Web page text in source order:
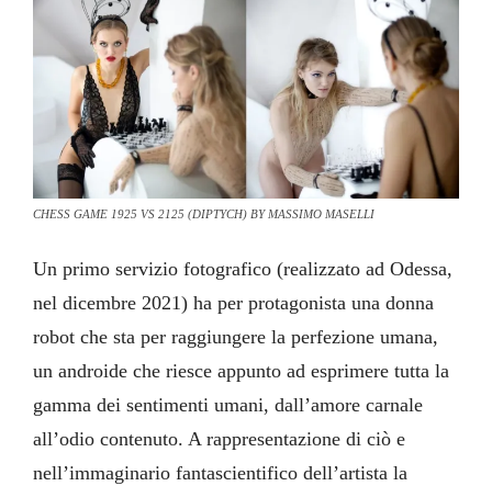
2025 APOCALITTICA BY MASSIMO MASELLI
CHESS GAME 1925 VS 2125 (DIPTYCH) BY MASSIMO MASELLI
Un primo servizio fotografico (realizzato ad Odessa,
nel dicembre 2021) ha per protagonista una donna
robot che sta per raggiungere la perfezione umana,
un androide che riesce appunto ad esprimere tutta la
gamma dei sentimenti umani, dall’amore carnale
all’odio contenuto. A rappresentazione di ciò e
nell’immaginario fantascientifico dell’artista la